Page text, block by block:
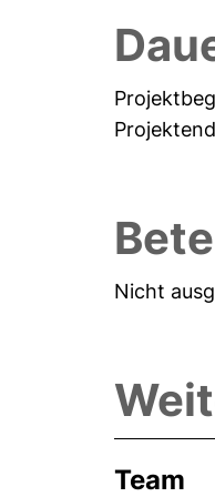
Nicht
Team